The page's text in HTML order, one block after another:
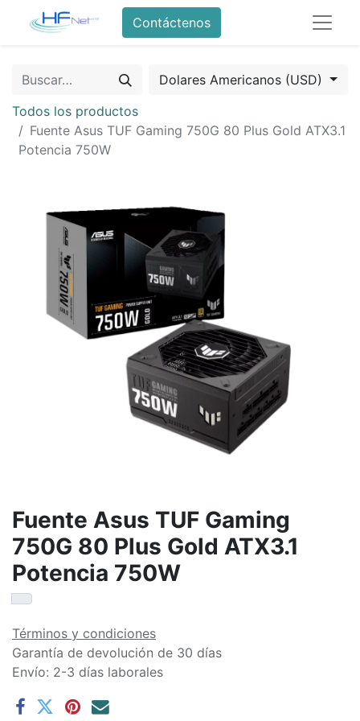
Contáctenos
Dolares Americanos (USD)
Todos los productos
Fuente Asus TUF Gaming 750G 80 Plus Gold ATX3.1
Potencia 750W
Fuente Asus TUF Gaming
750G 80 Plus Gold ATX3.1
Potencia 750W
Términos y condiciones
Garantía de devolución de 30 días
Envío: 2-3 días laborales